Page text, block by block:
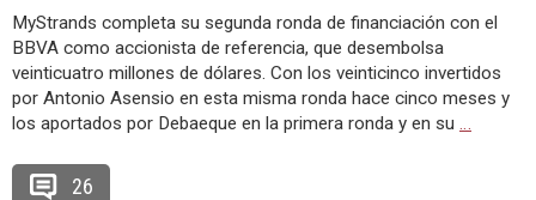
MyStrands completa su segunda ronda de financiación con el
BBVA como accionista de referencia, que desembolsa
veinticuatro millones de dólares. Con los veinticinco invertidos
por Antonio Asensio en esta misma ronda hace cinco meses y
los aportados por Debaeque en la primera ronda y en su …
26